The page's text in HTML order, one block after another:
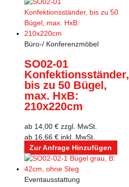
Büro-/ Konferenzmöbel
SO02-01
Konfektionsständer,
bis zu 50 Bügel,
max. HxB:
210x220cm
ab 14,00 € zzgl. MwSt.
ab 16,66 € inkl. MwSt.
Zur Anfrage Hinzufügen
Eventausstattung